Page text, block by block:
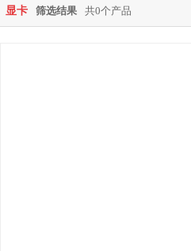
显卡 筛选结果 共0个产品